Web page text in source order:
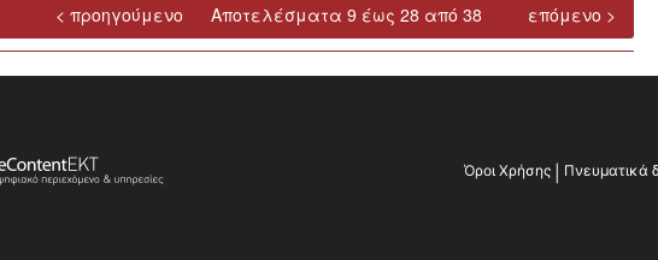
Αποτελέσματα 9 έως 28 από 38
< προηγούμενο επόμενο >